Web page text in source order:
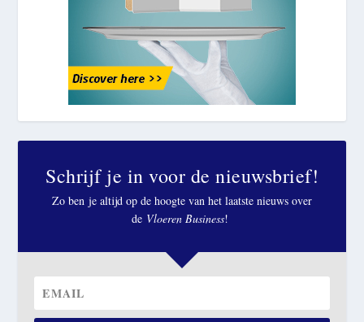
Schrijf je in voor de nieuwsbrief!
Zo ben je altijd op de hoogte van het laatste nieuws over
de Vloeren Business!